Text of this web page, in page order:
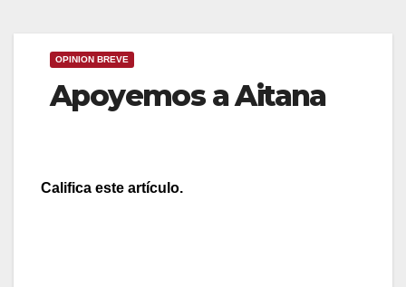
OPINION BREVE
Apoyemos a Aitana
Califica este artículo.